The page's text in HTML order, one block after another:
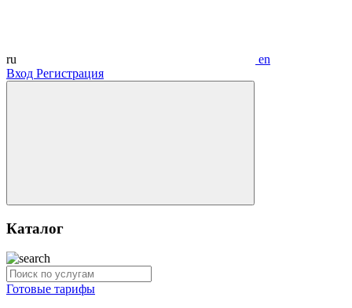
ru
en
Вход Регистрация
Каталог
Готовые тарифы